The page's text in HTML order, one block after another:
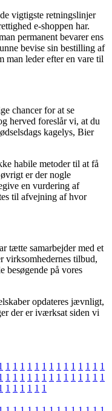
vigtigste retningslinjer
e-shoppen har.
permanent bevarer ens
bevise sin bestilling af
man leder efter en vare til
chancer for at se
herved foreslår vi, at du
kagelys, Bier
habile metoder til at få
er der nogle
en vurdering af
til afvejning af hvor
tætte samarbejder med et
virksomhedernes tilbud,
besøgende på vores
opdateres jævnligt,
der er iværksat siden vi
1 1 1 1 1 1 1 1 1 1 1 1 1 1
1 1 1 1 1 1 1 1 1 1 1 1 1 1
1 1 1 1 1 1